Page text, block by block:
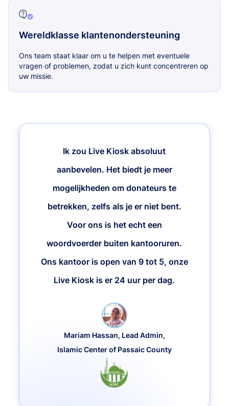
Wereldklasse klantenondersteuning
Ons team staat klaar om u te helpen met eventuele
vragen of problemen, zodat u zich kunt concentreren op
uw missie.
Ik zou Live Kiosk absoluut
aanbevelen. Het biedt je meer
mogelijkheden om donateurs te
betrekken, zelfs als je er niet bent.
Voor ons is het echt een
woordvoerder buiten kantooruren.
Ons kantoor is open van 9 tot 5, onze
Live Kiosk is er 24 uur per dag.
Mariam Hassan, Lead Admin,
Islamic Center of Passaic County